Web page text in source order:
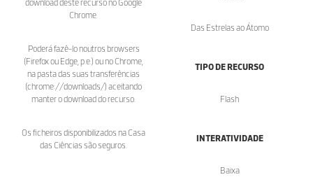
download deste recurso no Google
Chrome.
Poderá fazê-lo noutros browsers
(Firefox ou Edge, p.e.) ou no Chrome,
na pasta das suas transferências
(chrome://downloads/) aceitando
manter o download do recurso.
Os ficheiros disponibilizados na Casa
das Ciências são seguros.
Das Estrelas ao Átomo
TIPO DE RECURSO
Flash
INTERATIVIDADE
Baixa